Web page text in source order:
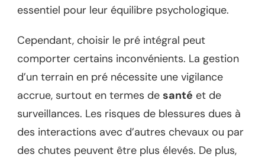
essentiel pour leur équilibre psychologique.
Cependant, choisir le pré intégral peut
comporter certains inconvénients. La gestion
d’un terrain en pré nécessite une vigilance
accrue, surtout en termes de santé et de
surveillances. Les risques de blessures dues à
des interactions avec d’autres chevaux ou par
des chutes peuvent être plus élevés. De plus,